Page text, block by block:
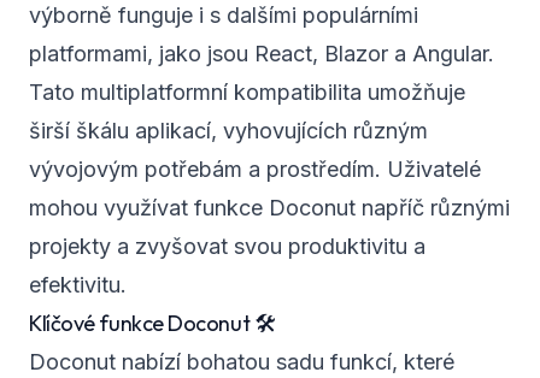
výborně funguje i s dalšími populárními
platformami, jako jsou React, Blazor a Angular.
Tato multiplatformní kompatibilita umožňuje
širší škálu aplikací, vyhovujících různým
vývojovým potřebám a prostředím. Uživatelé
mohou využívat funkce Doconut napříč různými
projekty a zvyšovat svou produktivitu a
efektivitu.
Klíčové funkce Doconut 🛠️
Doconut nabízí bohatou sadu funkcí, které